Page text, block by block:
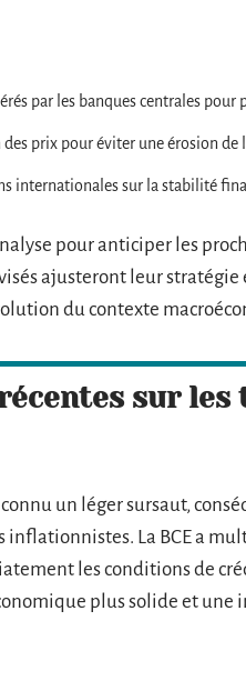
par les banques centrales pour
des prix pour éviter une érosion de
internationales sur la stabilité
pour anticiper les
ajusteront leur
du contexte
sur les
un léger sursaut,
inflationnistes. La BCE a
les conditions de
plus solide et